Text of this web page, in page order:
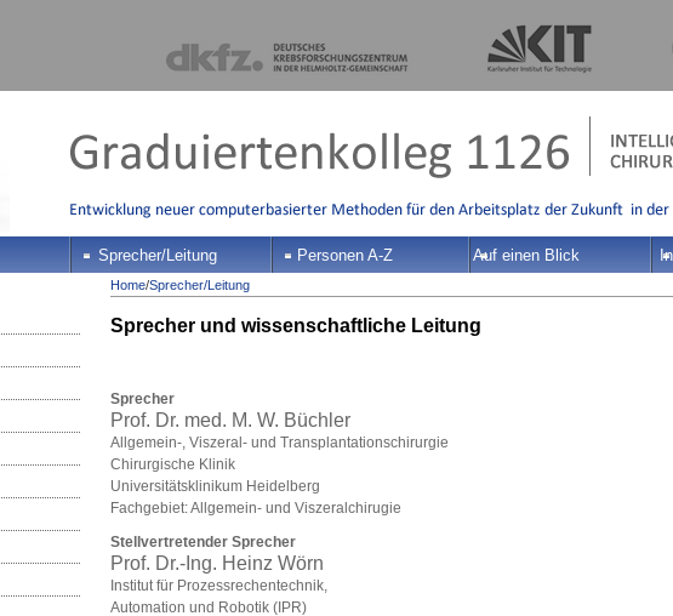
Sprecher/Leitung Personen A-Z Auf einen Blick
Home/Sprecher/Leitung
Sprecher und wissenschaftliche Leitung
Sprecher
Prof. Dr. med. M. W. Büchler
Allgemein-, Viszeral- und Transplantationschirurgie
Chirurgische Klinik
Universitätsklinikum Heidelberg
Fachgebiet: Allgemein- und Viszeralchirugie
Stellvertretender Sprecher
Prof. Dr.-Ing. Heinz Wörn
Institut für Prozessrechentechnik,
Automation und Robotik (IPR)